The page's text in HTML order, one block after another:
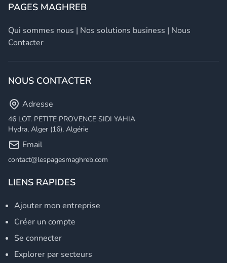
PAGES MAGHREB
Qui sommes nous | Nos solutions business | Nous
Contacter
NOUS CONTACTER
Adresse
46 LOT. PETITE PROVENCE SIDI YAHIA
Hydra, Alger (16), Algérie
Email
contact@lespagesmaghreb.com
LIENS RAPIDES
Ajouter mon entreprise
Créer un compte
Se connecter
Explorer par secteurs